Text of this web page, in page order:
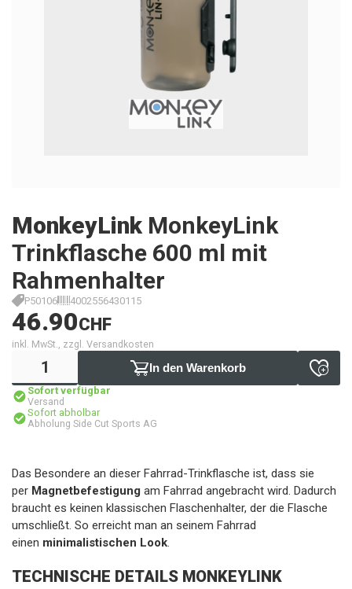
MonkeyLink MonkeyLink
Trinkflasche 600 ml mit
Rahmenhalter
P50106 4002556430115
46.90CHF
inkl. MwSt., zzgl. Versandkosten
In den Warenkorb
Sofort verfügbar
Versand
Sofort abholbar
Abholung Side Cut Sports AG
Das Besondere an dieser Fahrrad-Trinkflasche ist, dass sie
per Magnetbefestigung am Fahrrad angebracht wird. Dadurch
braucht es keinen klassischen Flaschenhalter, der die Flasche
umschließt. So erreicht man an seinem Fahrrad
einen minimalistischen Look.
TECHNISCHE DETAILS MONKEYLINK